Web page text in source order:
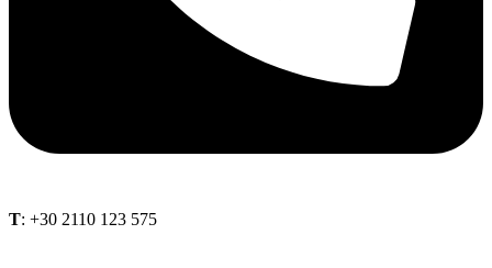
Τ: +30 2110 123 575